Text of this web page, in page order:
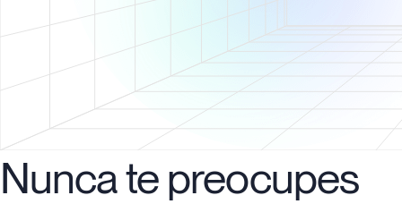
Nunca te preocupes